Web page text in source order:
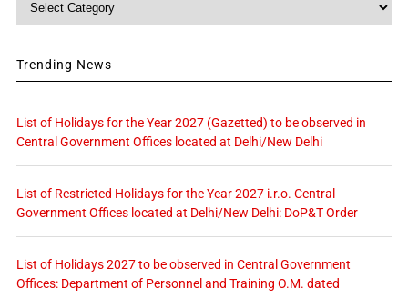
Trending News
List of Holidays for the Year 2027 (Gazetted) to be observed in
Central Government Offices located at Delhi/New Delhi
List of Restricted Holidays for the Year 2027 i.r.o. Central
Government Offices located at Delhi/New Delhi: DoP&T Order
List of Holidays 2027 to be observed in Central Government
Offices: Department of Personnel and Training O.M. dated